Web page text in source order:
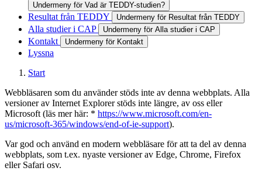
Undermeny för Vad är TEDDY-studien?
Resultat från TEDDY Undermeny för Resultat från TEDDY
Alla studier i CAP Undermeny för Alla studier i CAP
Kontakt Undermeny för Kontakt
Lyssna
Start
Webbläsaren som du använder stöds inte av denna webbplats. Alla
versioner av Internet Explorer stöds inte längre, av oss eller
Microsoft (läs mer här: * https://www.microsoft.com/en-
us/microsoft-365/windows/end-of-ie-support).
Var god och använd en modern webbläsare för att ta del av denna
webbplats, som t.ex. nyaste versioner av Edge, Chrome, Firefox
eller Safari osv.